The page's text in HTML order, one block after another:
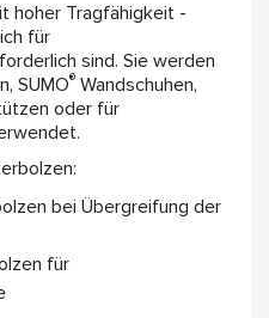
hoher Tragfähigkeit -
für
sind. Sie werden
SUMO® Wandschuhen,
oder für
bei Übergreifung der
für